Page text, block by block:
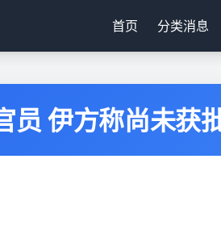
首页 分类消息
员 伊方称尚未获